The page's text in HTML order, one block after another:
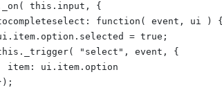
this.input, {
function( event, ui ) {
= true;
"select", event, {
item: ui.item.option